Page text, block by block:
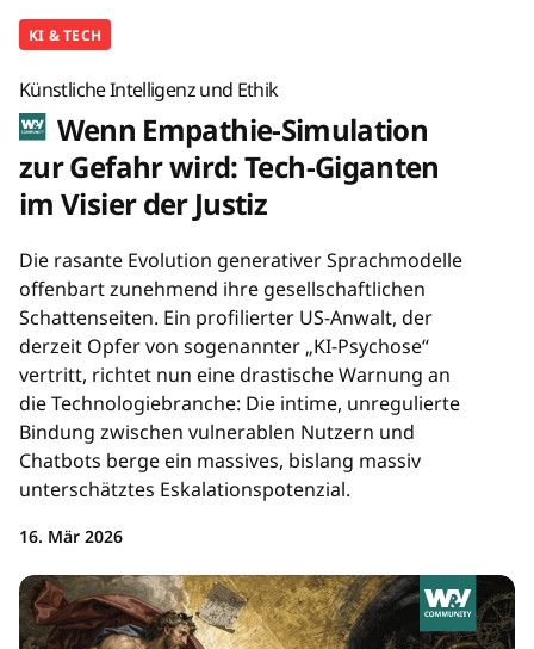
KI & TECH
Künstliche Intelligenz und Ethik
Wenn Empathie-Simulation
zur Gefahr wird: Tech-Giganten
im Visier der Justiz
Die rasante Evolution generativer Sprachmodelle
offenbart zunehmend ihre gesellschaftlichen
Schattenseiten. Ein profilierter US-Anwalt, der
derzeit Opfer von sogenannter „KI-Psychose“
vertritt, richtet nun eine drastische Warnung an
die Technologiebranche: Die intime, unregulierte
Bindung zwischen vulnerablen Nutzern und
Chatbots berge ein massives, bislang massiv
unterschätztes Eskalationspotenzial.
16. Mär 2026